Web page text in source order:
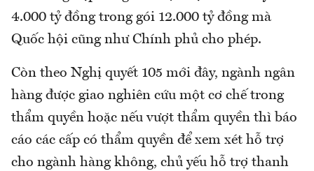
4.000 tỷ đồng trong gói 12.000 tỷ đồng mà
Quốc hội cũng như Chính phủ cho phép.
Còn theo Nghị quyết 105 mới đây, ngành ngân
hàng được giao nghiên cứu một cơ chế trong
thẩm quyền hoặc nếu vượt thẩm quyền thì báo
cáo các cấp có thẩm quyền để xem xét hỗ trợ
cho ngành hàng không, chủ yếu hỗ trợ thanh